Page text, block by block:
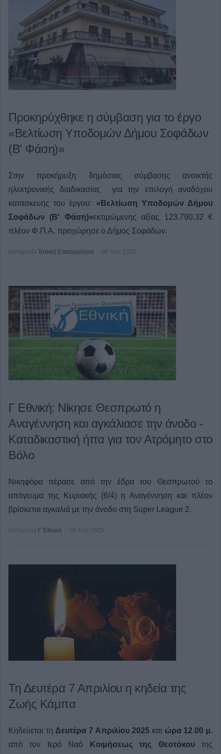
Προκηρύχθηκε η σύμβαση για το έργο
«Βελτίωση Υποδομών Δήμου Σοφάδων
(Β' Φάση)»
Στην προκήρυξη δημόσιας σύμβασης ανοικτής
ηλεκτρονικής διαδικασίας για την επιλογή αναδόχου
κατασκευής του έργου: «Βελτίωση Υποδομών Δήμου
Σοφάδων (Β' Φάση)»εκτιμώμενης αξίας 123.790,32 €
πλέον Φ.Π.Α. προχώρησε ο Δήμος Σοφάδων.
Κατηγορία Τοπική Επικαιρότητα 06 Απρ 2025
Γ Εθνική: Νίκησε Θεσπρωτό η
Αναγέννηση και αγκάλιασε την άνοδο -
Καταδικαστική ήττα για τον Ατρόμητο στο
Βόλο
Νικηφόρα πέρασε από την έδρα του Θεσπρωτού το
απόγευμα της Κυριακής (6/4) η Αναγέννηση και πλέον
βρίσκεται αγκαλιά με την άνοδο στη Super League 2.
Κατηγορία Γ΄Εθνική 06 Απρ 2025
Τη Δευτέρα 7 Απριλίου η κηδεία της
Ζωής Κάμπα
Κηδεύεται τη Δευτέρα 7 Απριλίου 2025 και ώρα 12.00 μ.
από τον Ιερό Ναό Κοιμήσεως της Θεοτόκουτης